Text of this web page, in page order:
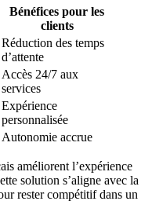
Bénéfices pour les
clients
Réduction des temps
d’attente
Accès 24/7 aux
services
Expérience
personnalisée
Autonomie accrue
améliorent l’expérience
solution s’aligne avec la
rester compétitif dans un